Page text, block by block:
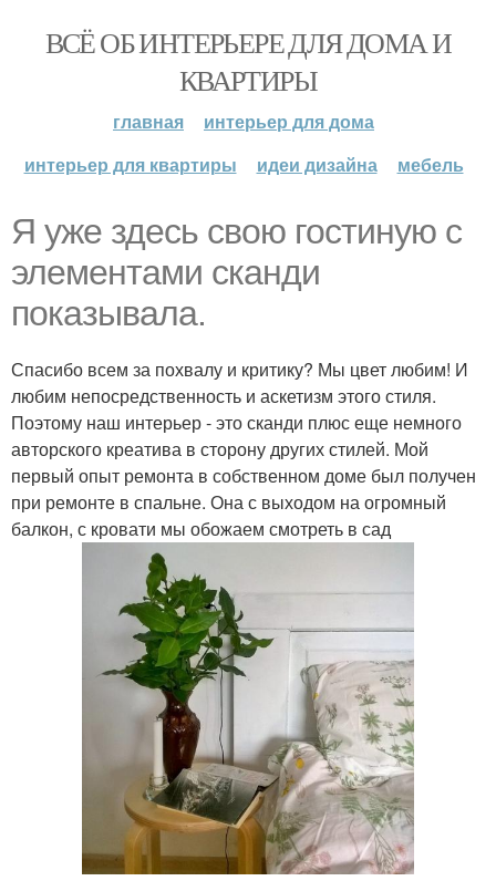
ВСЁ ОБ ИНТЕРЬЕРЕ ДЛЯ ДОМА И
КВАРТИРЫ
главная
интерьер для дома
интерьер для квартиры
идеи дизайна мебель
Я уже здесь свою гостиную с
элементами сканди
показывала.
Спасибо всем за похвалу и критику? Мы цвет любим! И
любим непосредственность и аскетизм этого стиля.
Поэтому наш интерьер - это сканди плюс еще немного
авторского креатива в сторону других стилей. Мой
первый опыт ремонта в собственном доме был получен
при ремонте в спальне. Она с выходом на огромный
балкон, с кровати мы обожаем смотреть в сад